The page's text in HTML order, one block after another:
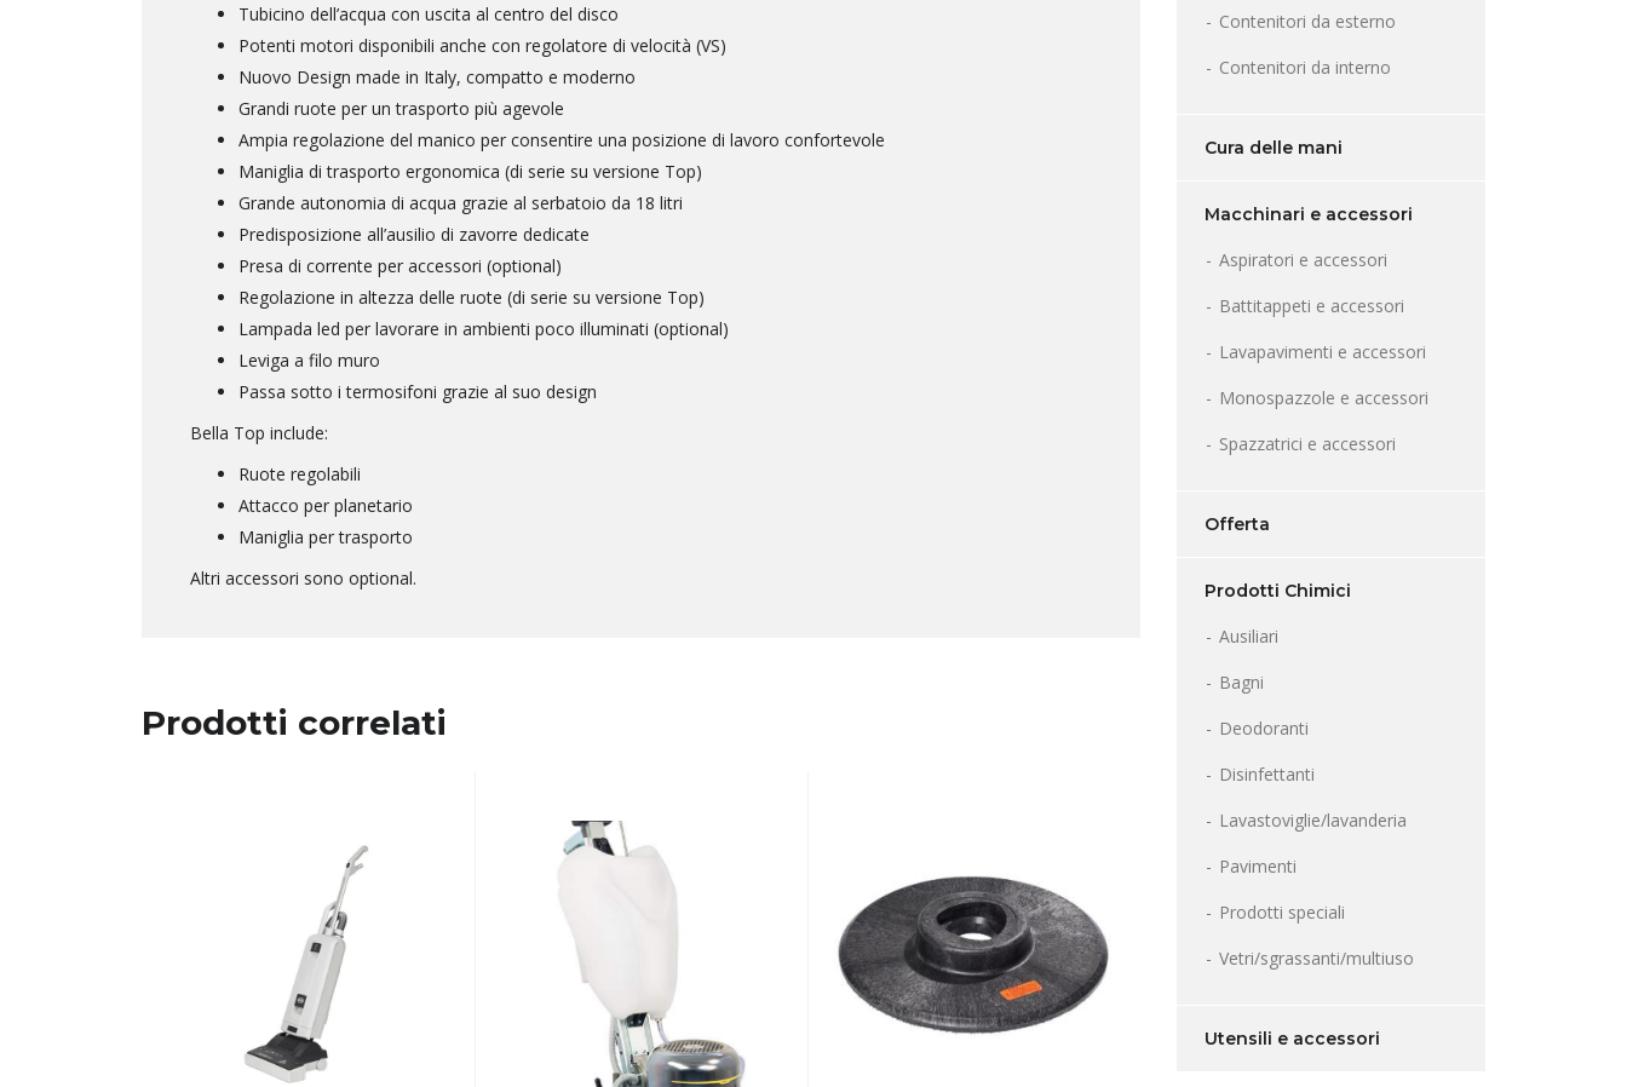
Tubicino dell’acqua con uscita al centro del disco
Potenti motori disponibili anche con regolatore di velocità (VS)
Nuovo Design made in Italy, compatto e moderno
Grandi ruote per un trasporto più agevole
Ampia regolazione del manico per consentire una posizione di lavoro confortevole
Maniglia di trasporto ergonomica (di serie su versione Top)
Grande autonomia di acqua grazie al serbatoio da 18 litri
Predisposizione all’ausilio di zavorre dedicate
Presa di corrente per accessori (optional)
Regolazione in altezza delle ruote (di serie su versione Top)
Lampada led per lavorare in ambienti poco illuminati (optional)
Leviga a filo muro
Passa sotto i termosifoni grazie al suo design
Bella Top include:
Ruote regolabili
Attacco per planetario
Maniglia per trasporto
Altri accessori sono optional.
Prodotti correlati
Contenitori da esterno
Contenitori da interno
Cura delle mani
Macchinari e accessori
Aspiratori e accessori
Battitappeti e accessori
Lavapavimenti e accessori
Monospazzole e accessori
Spazzatrici e accessori
Offerta
Prodotti Chimici
Ausiliari
Bagni
Deodoranti
Disinfettanti
Lavastoviglie/lavanderia
Pavimenti
Prodotti speciali
Vetri/sgrassanti/multiuso
Utensili e accessori